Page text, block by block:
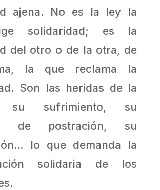
ajena. No es la ley la
solidaridad; es la
del otro o de la otra, de
la que reclama la
Son las heridas de la
su sufrimiento, su
de postración, su
lo que demanda la
solidaria de los